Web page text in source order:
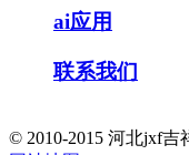
ai应用
联系我们
© 2010-2015 河北jxf